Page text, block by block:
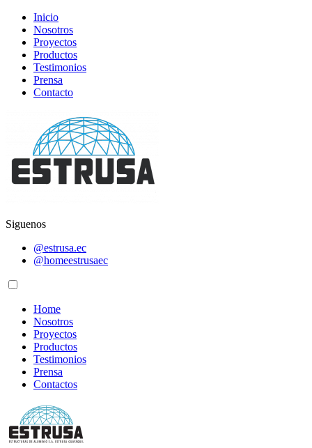
Inicio
Nosotros
Proyectos
Productos
Testimonios
Prensa
Contacto
Siguenos
@estrusa.ec
@homeestrusaec
Home
Nosotros
Proyectos
Productos
Testimonios
Prensa
Contactos